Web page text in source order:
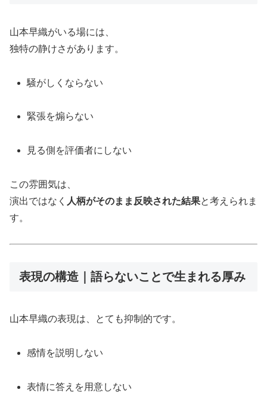
山本早織がいる場には、
独特の静けさがあります。
騒がしくならない
緊張を煽らない
見る側を評価者にしない
この雰囲気は、
演出ではなく 人柄がそのまま反映された結果と考えられま
す。
表現の構造｜語らないことで生まれる厚み
山本早織の表現は、とても抑制的です。
感情を説明しない
表情に答えを用意しない